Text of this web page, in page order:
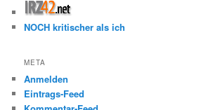
NOCH kritischer als ich
META
Anmelden
Eintrags-Feed